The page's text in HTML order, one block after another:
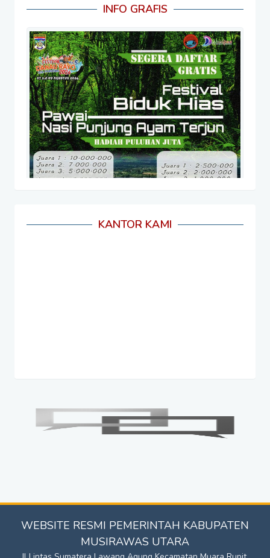
INFO GRAFIS
KANTOR KAMI
WEBSITE RESMI PEMERINTAH KABUPATEN
MUSIRAWAS UTARA